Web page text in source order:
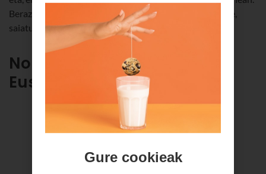
Beraz, mendian perretxiko pila bat aurkitzen baduzu ere,
saiatu ez hartzen 2 kilo baino gehiago egunean.
Non aurkitu perretxikoak
Euskadi
Gure cookieak